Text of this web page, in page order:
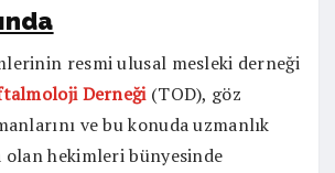
resmi ulusal mesleki derneği
Derneği (TOD), göz
ve bu konuda uzmanlık
hekimleri bünyesinde